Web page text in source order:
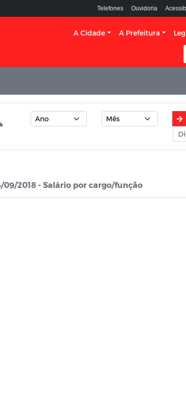
Telefones Ouvidoria
A Cidade A Prefeitura
09/2018 - Salário por cargo/função